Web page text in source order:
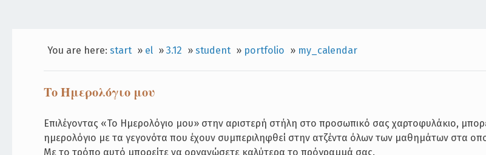
You are here: start » el » 3.12 » student » portfolio » my_calendar
Το Ημερολόγιο μου
Επιλέγοντας «Το Ημερολόγιο μου» στην αριστερή στήλη στο προσωπικό σας χαρτοφυλάκιο,
ημερολόγιο με τα γεγονότα που έχουν συμπεριληφθεί στην ατζέντα όλων των μαθημάτων στα
Με το τρόπο αυτό μπορείτε να οργανώσετε καλύτερα το πρόγραμμά σας.